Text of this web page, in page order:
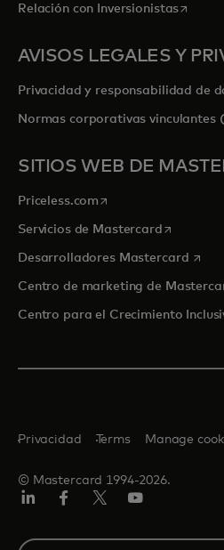
Relación con Inversionistasse abre
AVISOS LEGALES Y
Privacidad y responsabilidad de
Normas corporativas vinculantes
SITIOS WEB DE
Priceless.com se abre en una
Servicios de Mastercardse abre
Desarrolladores Mastercard se
Centro de marketing de
Centro para el Crecimiento
© Mastercard 1994-2026.
Privacidad Terms Manage
Select